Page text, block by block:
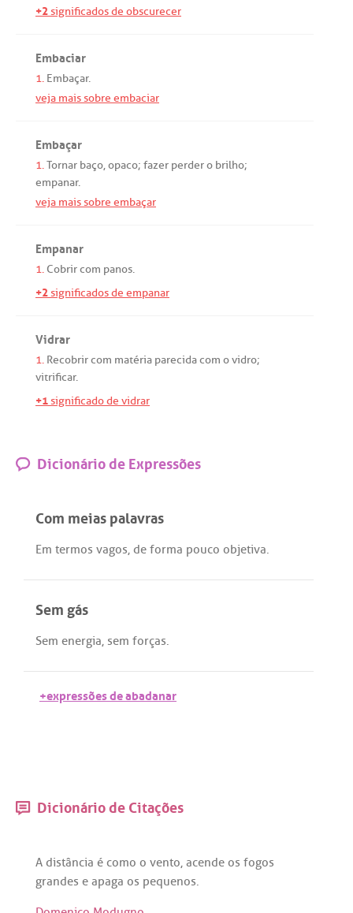
+2significados de obscurecer
Embaciar
1. Embaçar.
veja mais sobre embaciar
Embaçar
1.Tornar baço,opaco; fazer perdero brilho;
empanar.
veja mais sobre embaçar
Empanar
1. Cobrircom panos.
+2significados de empanar
Vidrar
1. Recobrircom matéria parecidacom ovidro;
vitrificar.
+1significado de vidrar
Dicionário de Expressões
Com meias palavras
Em termos vagos, de forma pouco objetiva.
Sem gás
Sem energia, sem forças.
+expressões de abadanar
Dicionário de Citações
A distância é como o vento, acende os fogos
grandes e apaga os pequenos.